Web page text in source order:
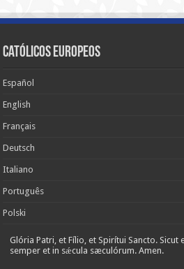
Católicos Europeos
Español
English
Français
Deutsch
Italiano
Português
Polski
Glória Patri, et Fílio, et Spirítui Sancto.
semper et in sǽcula sæculórum. Amen.